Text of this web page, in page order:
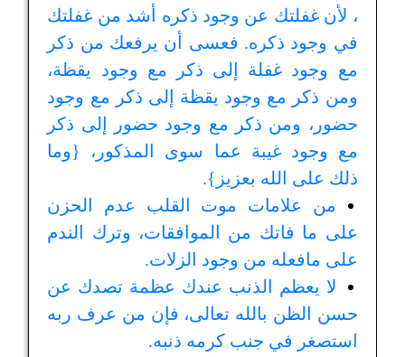
، لأن غفلتك عن وجود ذكره أشد من غفلتك
في وجود ذكره. فعسى أن يرفعك من ذكر
مع وجود غفلة إلى ذكر مع وجود يقظة،
ومن ذكر مع وجود يقظة إلى ذكر مع وجود
حضور، ومن ذكر مع وجود حضور إلى ذكر
مع وجود غيبة عما سوى المذكور، {وما
ذلك على الله بعزيز}.
من علامات موت القلب عدم الحزن
على ما فاتك من الموافقات، وترك الندم
على مافعله من وجود الزلات.
لا يعظم الذنب عندك عظمة تصدك عن
حسن الظن بالله تعالى، فإن من عرف ربه
استصغر في جنب كرمه ذنبه.